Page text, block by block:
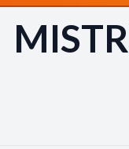
how visitors